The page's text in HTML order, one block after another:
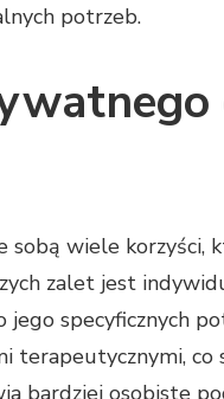
potrzeb.
wiele korzyści,
zalet jest
jego specyficznych
terapeutycznymi, co
bardziej osobiste